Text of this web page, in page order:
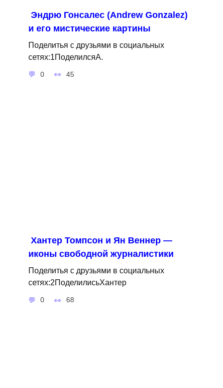
Эндрю Гонсалес (Andrew Gonzalez)
и его мистические картины
Поделитья с друзьями в социальных
сетях:1ПоделилсяA.
0 45
Хантер Томпсон и Ян Веннер —
иконы свободной журналистики
Поделитья с друзьями в социальных
сетях:2ПоделилисьХантер
0 68